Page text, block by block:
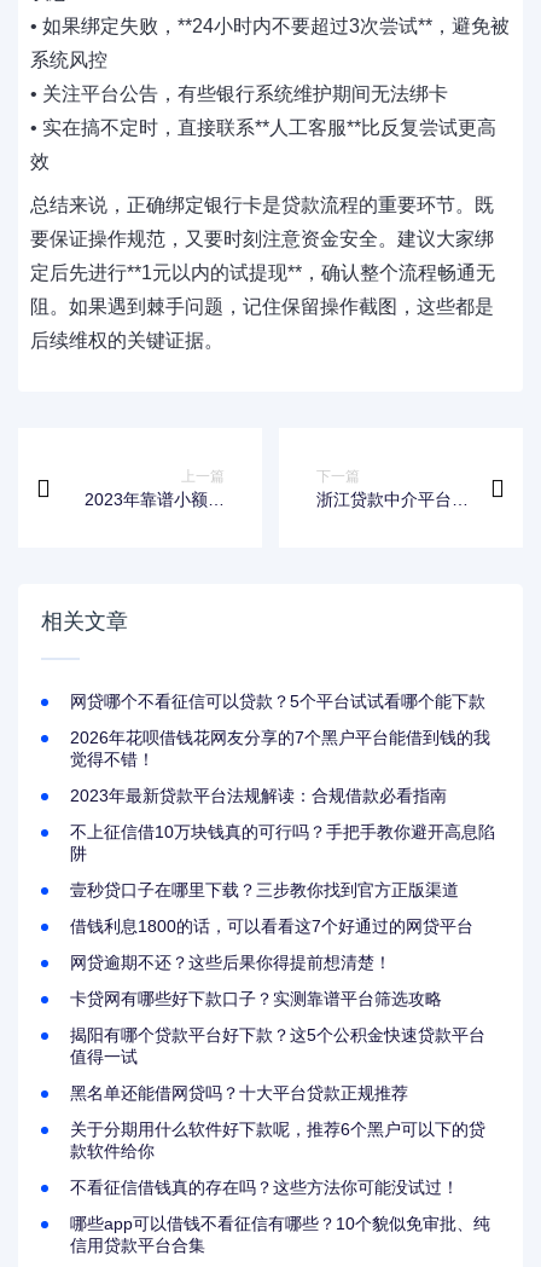
• 如果绑定失败，‌**24小时内不要超过3次尝试**‌，避免被
系统风控
• 关注平台公告，有些银行系统维护期间无法绑卡
• 实在搞不定时，直接联系‌**人工客服**‌比反复尝试更高
效
总结来说，正确绑定银行卡是贷款流程的重要环节。既
要保证操作规范，又要时刻注意资金安全。建议大家绑
定后先进行‌**1元以内的试提现**‌，确认整个流程畅通无
阻。如果遇到棘手问题，记住保留操作截图，这些都是
后续维权的关键证据。
上一篇
2023年靠谱小额贷
下一篇
浙江贷款中介平台选
相关文章
网贷哪个不看征信可以贷款？5个平台试试看哪个能下款
2026年花呗借钱花网友分享的7个黑户平台能借到钱的我
觉得不错！
2023年最新贷款平台法规解读：合规借款必看指南
不上征信借10万块钱真的可行吗？手把手教你避开高息陷
阱
壹秒贷口子在哪里下载？三步教你找到官方正版渠道
借钱利息1800的话，可以看看这7个好通过的网贷平台
网贷逾期不还？这些后果你得提前想清楚！
卡贷网有哪些好下款口子？实测靠谱平台筛选攻略
揭阳有哪个贷款平台好下款？这5个公积金快速贷款平台
值得一试
黑名单还能借网贷吗？十大平台贷款正规推荐
关于分期用什么软件好下款呢，推荐6个黑户可以下的贷
款软件给你
不看征信借钱真的存在吗？这些方法你可能没试过！
哪些app可以借钱不看征信有哪些？10个貌似免审批、纯
信用贷款平台合集